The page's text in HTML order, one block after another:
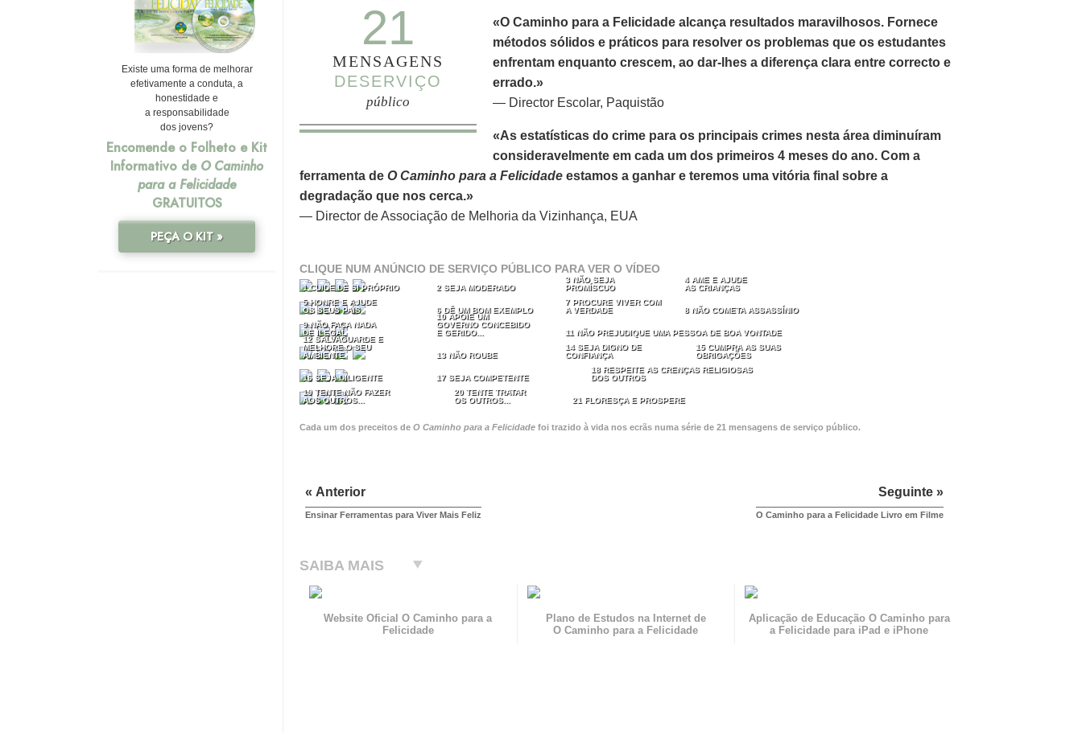
21
MENSAGENS
DESERVIÇO
público
«O Caminho para a Felicidade alcança resultados maravilhosos. Fornece
métodos sólidos e práticos para resolver os problemas que os estudantes
enfrentam enquanto crescem, ao dar‑lhes a diferença clara entre correcto e
errado.»
— Director Escolar, Paquistão
«As estatísticas do crime para os principais crimes nesta área diminuíram
consideravelmente em cada um dos primeiros 4 meses do ano. Com a
ferramenta de O Caminho para a Felicidade estamos a ganhar e teremos uma vitória final sobre a
degradação que nos cerca.»
— Director de Associação de Melhoria da Vizinhança, EUA
CLIQUE NUM ANÚNCIO DE SERVIÇO PÚBLICO PARA VER O VÍDEO
1 CUIDE DE SI PRÓPRIO 2 SEJA MODERADO
3 NÃO SEJA
PROMÍSCUO
4 AME E AJUDE
AS CRIANÇAS
5 HONRE E AJUDE
OS SEUS PAIS
6 DÊ UM BOM EXEMPLO
7 PROCURE VIVER COM
A VERDADE
8 NÃO COMETA ASSASSÍNIO
9 NÃO FAÇA NADA
DE ILEGAL
10 APOIE UM
GOVERNO CONCEBIDO
E GERIDO...
11 NÃO PREJUDIQUE UMA PESSOA DE BOA VONTADE
12 SALVAGUARDE E
MELHORE O SEU
AMBIENTE
13 NÃO ROUBE
14 SEJA DIGNO DE
CONFIANÇA
15 CUMPRA AS SUAS
OBRIGAÇÕES
16 SEJA DILIGENTE 17 SEJA COMPETENTE
18 RESPEITE AS CRENÇAS RELIGIOSAS
DOS OUTROS
19 TENTE NÃO FAZER
AOS OUTROS...
20 TENTE TRATAR
OS OUTROS...
21 FLORESÇA E PROSPERE
Cada um dos preceitos de O Caminho para a Felicidade foi trazido à vida nos ecrãs numa série de 21 mensagens de serviço público.
« Anterior
Ensinar Ferramentas para Viver Mais Feliz
Seguinte »
O Caminho para a Felicidade Livro em Filme
SAIBA MAIS
Website Oficial O Caminho para a
Felicidade
Plano de Estudos na Internet de
O Caminho para a Felicidade
Aplicação de Educação O Caminho para
a Felicidade para iPad e iPhone
Existe uma forma de melhorar
efetivamente a conduta, a
honestidade e
a responsabilidade
dos jovens?
Encomende o Folheto e Kit
Informativo de O Caminho
para a Felicidade
GRATUITOS
PEÇA O KIT »